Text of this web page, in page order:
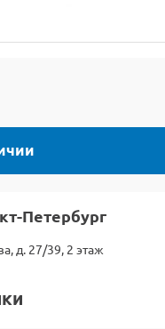
Петербург
д. 27/39, 2 этаж